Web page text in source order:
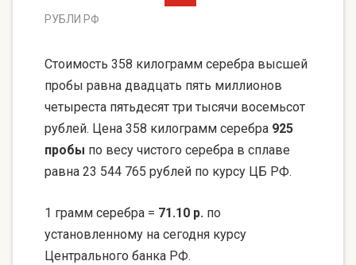
РУБЛИ РФ
Стоимость 358 килограмм серебра высшей
пробы равна двадцать пять миллионов
четыреста пятьдесят три тысячи восемьсот
рублей. Цена 358 килограмм серебра 925
пробы по весу чистого серебра в сплаве
равна 23 544 765 рублей по курсу ЦБ РФ.
1 грамм серебра = 71.10 р. по
установленному на сегодня курсу
Центрального банка РФ.